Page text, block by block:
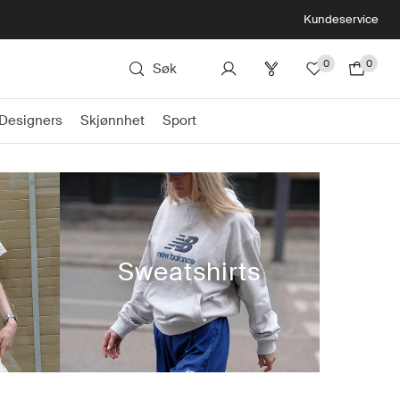
Kundeservice
Søk 0 0
Designers Skjønnhet Sport
Sweatshirts